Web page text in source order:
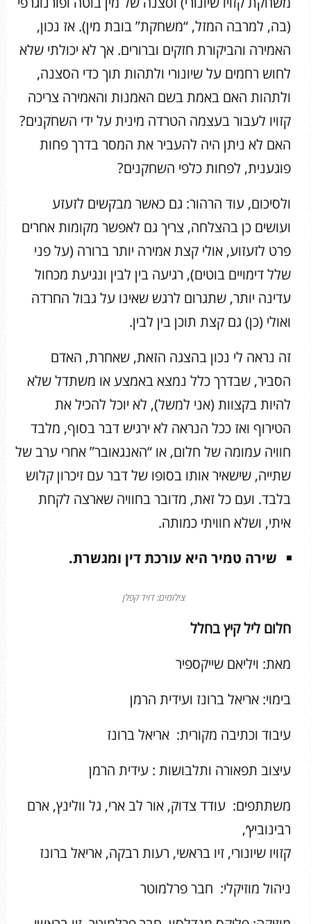
(בה, למרבה המזל, “משחקת” בובת מין). אז נכון,
האמירה והביקורת חזקים וברורים. אך לא יכולתי שלא
לחוש רחמים על שיונורי ולתהות תוך כדי הסצנה,
ולתהות האם באמת בשם האמנות והאמירה צריכה
קזויו לעבור בעצמה הטרדה מינית על ידי השחקנים?
האם לא ניתן היה להעביר את המסר בדרך פחות
פוגענית, לפחות כלפי השחקנים?
ולסיכום, עוד הרהור: גם כאשר מבקשים לזעזע
ועושים כן בהצלחה, צריך גם לאפשר מקומות אחרים
פרט לזעזוע, אולי קצת אמירה יותר ברורה (על פני
שלל דימויים בוטים), רגיעה בין לבין ונגיעת מכחול
עדינה יותר, שתגרום לרגש שאינו על גבול החרדה
ואולי (כן) גם קצת תוכן בין לבין.
זה נראה לי נכון בהצגה הזאת, שאחרת, האדם
הסביר, שבדרך כלל נמצא באמצע או משתדל שלא
להיות בקצוות (אני למשל), לא יוכל להכיל את
הטירוף ואז ככל הנראה לא ירגיש דבר בסוף, מלבד
חוויה עמומה של חלום, או “האנגאובר” אחרי ערב של
שתייה, שישאיר אותו בסופו של דבר עם זיכרון קלוש
בלבד. ועם כל זאת, מדובר בחוויה שארצה לקחת
איתי, ושלא חוויתי כמותה.
שירה טמיר היא עורכת דין ומגשרת.
צילומים: דויד קפלן
חלום ליל קיץ בחלל
מאת: ויליאם שייקספיר
בימוי: אריאל ברונז ועידית הרמן
עיבוד וכתיבה מקורית: אריאל ברונז
עיצוב תפאורה ותלבושות : עידית הרמן
משתתפים: עודד צדוק, אור לב ארי, גל וולינץ, ארם
רבינוביץ׳,
קזויו שיונורי, זיו בראשי, רעות רבקה, אריאל ברונז
ניהול מוזיקלי: חבר פרלמוטר